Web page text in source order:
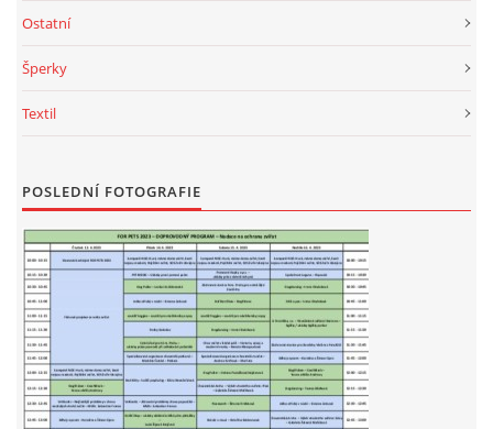
Ostatní
Šperky
Textil
POSLEDNÍ FOTOGRAFIE